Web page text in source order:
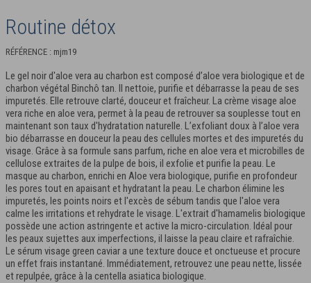
Routine détox
RÉFÉRENCE : mjm19
Le gel noir d'aloe vera au charbon est composé d’aloe vera biologique et de
charbon végétal Binchô tan. Il nettoie, purifie et débarrasse la peau de ses
impuretés. Elle retrouve clarté, douceur et fraîcheur. La crème visage aloe
vera riche en aloe vera, permet à la peau de retrouver sa souplesse tout en
maintenant son taux d'hydratation naturelle. L’exfoliant doux à l’aloe vera
bio débarrasse en douceur la peau des cellules mortes et des impuretés du
visage. Grâce à sa formule sans parfum, riche en aloe vera et microbilles de
cellulose extraites de la pulpe de bois, il exfolie et purifie la peau. Le
masque au charbon, enrichi en Aloe vera biologique, purifie en profondeur
les pores tout en apaisant et hydratant la peau. Le charbon élimine les
impuretés, les points noirs et l'excès de sébum tandis que l'aloe vera
calme les irritations et rehydrate le visage. L'extrait d'hamamelis biologique
possède une action astringente et active la micro-circulation. Idéal pour
les peaux sujettes aux imperfections, il laisse la peau claire et rafraîchie.
Le sérum visage green caviar a une texture douce et onctueuse et procure
un effet frais instantané. Immédiatement, retrouvez une peau nette, lissée
et repulpée, grâce à la centella asiatica biologique.